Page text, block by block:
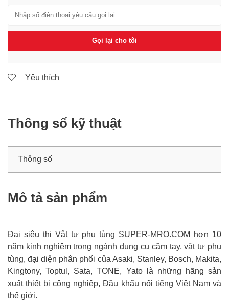
Gọi lại cho tôi
Yêu thích
Thông số kỹ thuật
Thông số
Mô tả sản phẩm
Đại siêu thị Vật tư phụ tùng SUPER-MRO.COM hơn 10
năm kinh nghiệm trong ngành dụng cụ cầm tay, vật tư phụ
tùng, đại diện phân phối của Asaki, Stanley, Bosch, Makita,
Kingtony, Toptul, Sata, TONE, Yato là những hãng sản
xuất thiết bị công nghiệp, Đầu khẩu nổi tiếng Việt Nam và
thế giới.